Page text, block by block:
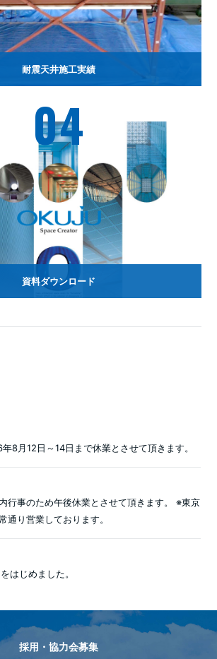
耐震天井施工実績
資料ダウンロード
04
8月12日～14日まで休業とさせて頂きます。
行事のため午後休業とさせて頂きます。 ※東京
通り営業しております。
をはじめました。
採用・協力会募集